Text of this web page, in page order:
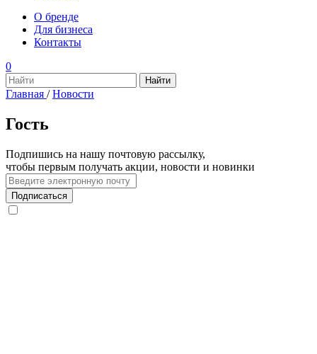
О бренде
Для бизнеса
Контакты
0
Главная / Новости
Гость
Подпишись на нашу почтовую рассылку,
чтобы первым получать акции, новости и новинки
Подписаться